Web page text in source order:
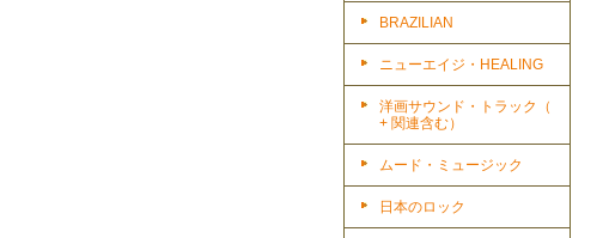
BRAZILIAN
ニューエイジ・HEALING
洋画サウンド・トラック（
+ 関連含む）
ムード・ミュージック
日本のロック